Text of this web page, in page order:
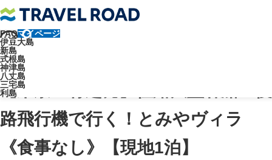
FAQマイページ
伊豆大島
新島
式根島
神津島
八丈島
三宅島
利島
トラベルロード
【東京・竹芝発】往路大型客船＋復路飛行機で行く！とみやヴィラ《食
事なし》【現地1泊】
【東京・竹芝発】往路大型客船＋復
路飛行機で行く！とみやヴィラ
《食事なし》【現地1泊】